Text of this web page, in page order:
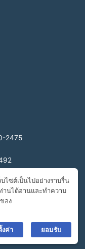
2475
2465
ไซต์เป็นไปอย่างราบรื่น
านได้อ่านและทำความ
อง
งค่า ยอมรับ